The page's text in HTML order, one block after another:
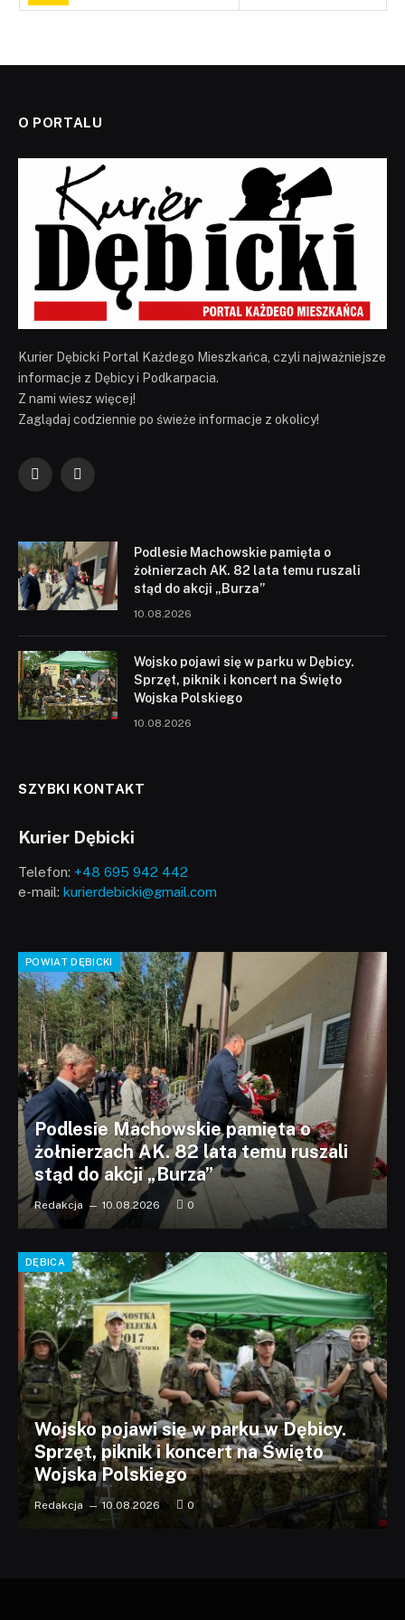
O PORTALU
Kurier Dębicki Portal Każdego Mieszkańca, czyli najważniejsze
informacje z Dębicy i Podkarpacia.
Z nami wiesz więcej!
Zaglądaj codziennie po świeże informacje z okolicy!
FacebookYouTube
Podlesie Machowskie pamięta o
żołnierzach AK. 82 lata temu ruszali
stąd do akcji „Burza”
10.08.2026
Wojsko pojawi się w parku w Dębicy.
Sprzęt, piknik i koncert na Święto
Wojska Polskiego
10.08.2026
SZYBKI KONTAKT
Kurier Dębicki
Telefon: +48 695 942 442
e-mail: kurierdebicki@gmail.com
POWIAT DĘBICKI
Podlesie Machowskie pamięta o
żołnierzach AK. 82 lata temu ruszali
stąd do akcji „Burza”
Redakcja 10.08.2026 0
DĘBICA
Wojsko pojawi się w parku w Dębicy.
Sprzęt, piknik i koncert na Święto
Wojska Polskiego
Redakcja 10.08.2026 0